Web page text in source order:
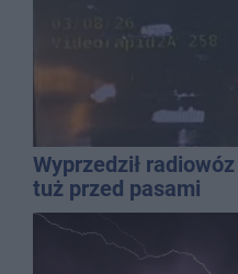
Wyprzedził
tuż przed pasami